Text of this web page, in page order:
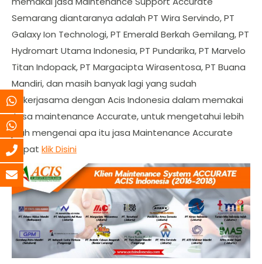
Semarang diantaranya adalah PT Wira Servindo, PT
Galaxy Ion Technologi, PT Emerald Berkah Gemilang, PT
Hydromart Utama Indonesia, PT Pundarika, PT Marvelo
Titan Indopack, PT Margacipta Wirasentosa, PT Buana
Mandiri, dan masih banyak lagi yang sudah
bekerjasama dengan Acis Indonesia dalam memakai
Jasa maintenance Accurate, untuk mengetahui lebih
jauh mengenai apa itu jasa Maintenance Accurate
dapat klik Disini